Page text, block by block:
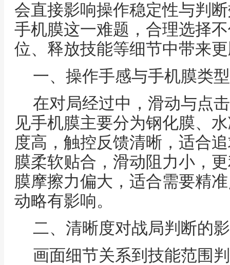
会直接影响操作稳定性与判
手机膜这一难题，合理选择
位、释放技能等细节中带来
一、操作手感与手机膜类
在对局经过中，滑动与点
见手机膜主要分为钢化膜、
度高，触控反馈清晰，适合
膜柔软贴合，滑动阻力小，
膜摩擦力偏大，适合需要精
动略有影响。
二、清晰度对战局判断的
画面细节关系到技能范围